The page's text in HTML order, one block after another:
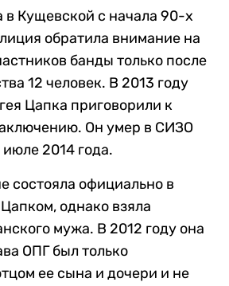
в Кущевской с начала 90-х
обратила внимание на
банды только после
12 человек. В 2013 году
Цапка приговорили к
Он умер в СИЗО
2014 года.
состояла официально в
однако взяла
мужа. В 2012 году она
ОПГ был только
ее сына и дочери и не